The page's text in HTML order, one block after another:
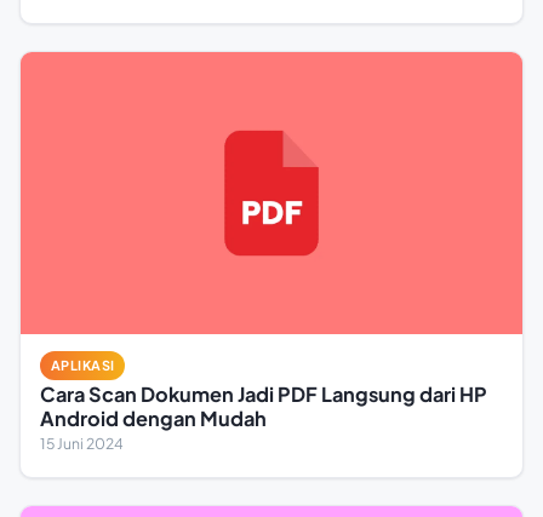
APLIKASI
Cara Scan Dokumen Jadi PDF Langsung dari HP
Android dengan Mudah
15 Juni 2024